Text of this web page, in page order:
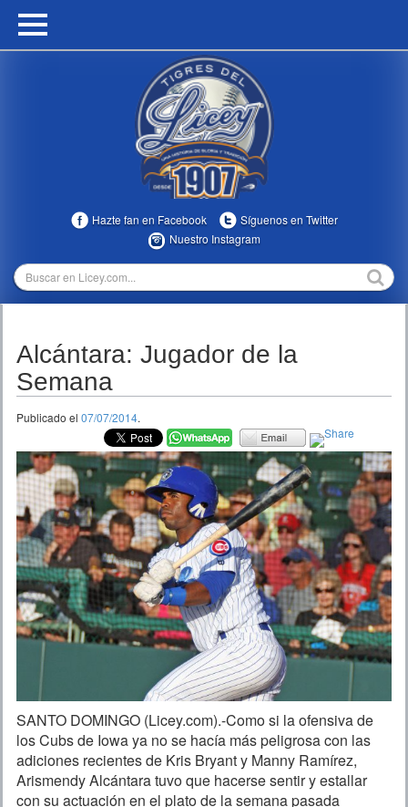
HOME
MULTIMEDIA
TEMPORADAS
Hazte fan en Facebook
Síguenos en Twitter
Nuestro Instagram
Alcántara: Jugador de la
Semana
Publicado el 07/07/2014.
SANTO DOMINGO (Licey.com).-Como si la ofensiva de
los Cubs de Iowa ya no se hacía más peligrosa con las
adiciones recientes de Kris Bryant y Manny Ramírez,
Arismendy Alcántara tuvo que hacerse sentir y estallar
con su actuación en el plato de la semana pasada